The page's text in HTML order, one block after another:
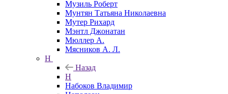
Музиль Роберт
Мунтян Татьяна Николаевна
Мутер Рихард
Мэнтл Джонатан
Мюллер А.
Мясников А. Л.
Н
Назад
Н
Набоков Владимир